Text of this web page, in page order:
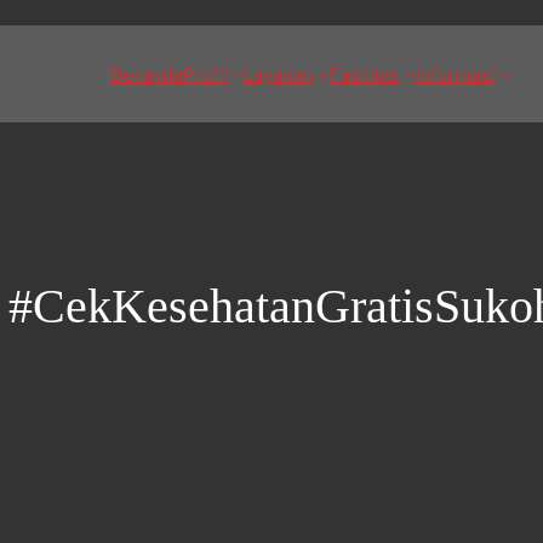
BerandaProfil Layanan Fasilitas Informasi